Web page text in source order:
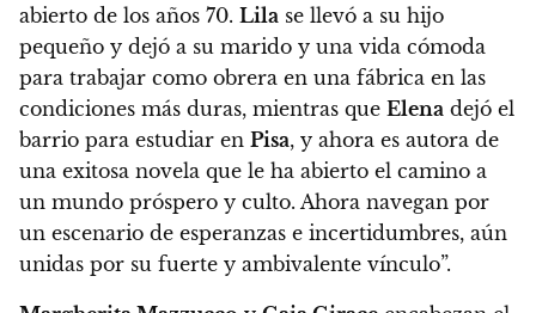
abierto de los años 70. Lila se llevó a su hijo
pequeño y dejó a su marido y una vida cómoda
para trabajar como obrera en una fábrica en las
condiciones más duras, mientras que Elena dejó el
barrio para estudiar en Pisa, y ahora es autora de
una exitosa novela que le ha abierto el camino a
un mundo próspero y culto. Ahora navegan por
un escenario de esperanzas e incertidumbres, aún
unidas por su fuerte y ambivalente vínculo”.